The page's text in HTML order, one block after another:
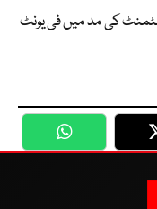
کی مد میں فی یونٹ
WhatsApp